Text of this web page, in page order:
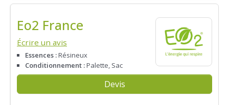
Eo2 France
Écrire un avis
Essences :Résineux
Conditionnement :Palette, Sac
Devis